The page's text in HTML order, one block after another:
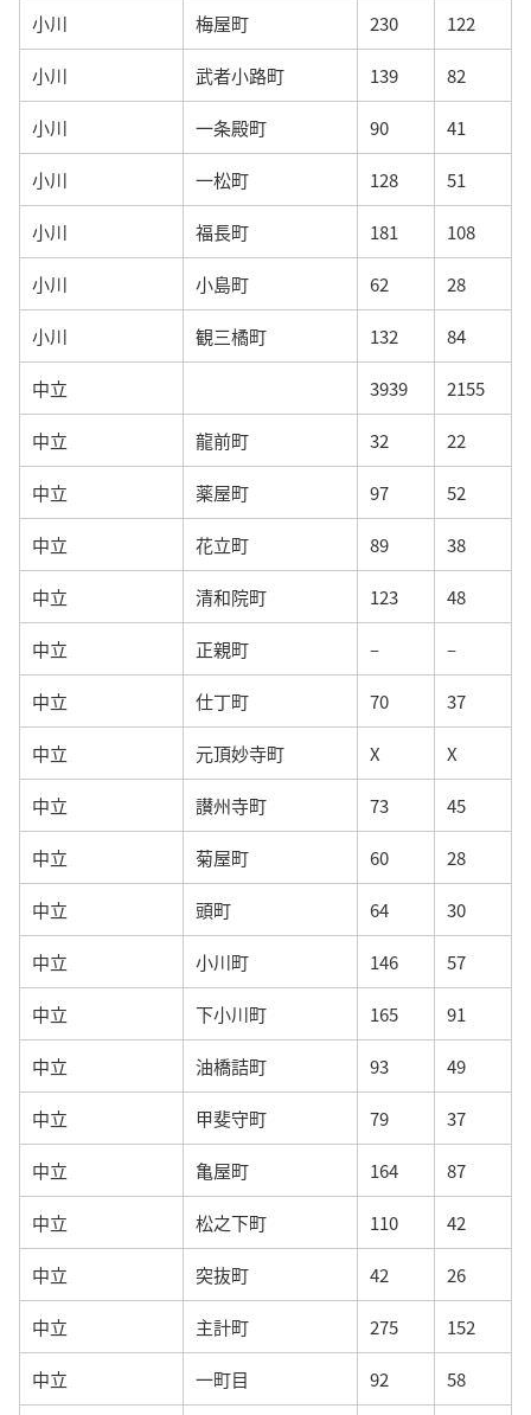
小川 梅屋町 230 122
小川 武者小路町 139 82
小川 一条殿町 90 41
小川 一松町 128 51
小川 福長町 181 108
小川 小島町 62 28
小川 観三橘町 132 84
中立 3939 2155
中立 龍前町 32 22
中立 薬屋町 97 52
中立 花立町 89 38
中立 清和院町 123 48
中立 正親町 – –
中立 仕丁町 70 37
中立 元頂妙寺町 X X
中立 讃州寺町 73 45
中立 菊屋町 60 28
中立 頭町 64 30
中立 小川町 146 57
中立 下小川町 165 91
中立 油橋詰町 93 49
中立 甲斐守町 79 37
中立 亀屋町 164 87
中立 松之下町 110 42
中立 突抜町 42 26
中立 主計町 275 152
中立 一町目 92 58